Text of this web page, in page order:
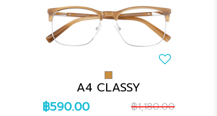
A4 CLASSY
฿590.00
฿1,180.00